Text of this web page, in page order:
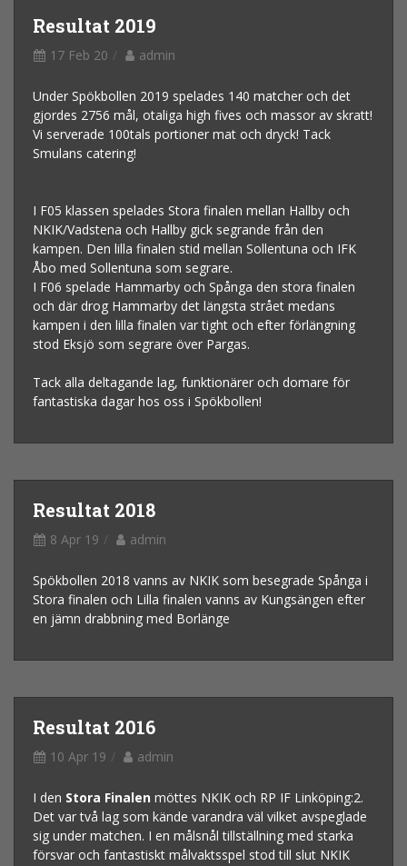
Resultat 2019
17 Feb 20 admin
Under Spökbollen 2019 spelades 140 matcher och det
gjordes 2756 mål, otaliga high fives och massor av skratt!
Vi serverade 100tals portioner mat och dryck! Tack
Smulans catering!
I F05 klassen spelades Stora finalen mellan Hallby och
NKIK/Vadstena och Hallby gick segrande från den
kampen. Den lilla finalen stid mellan Sollentuna och IFK
Åbo med Sollentuna som segrare.
I F06 spelade Hammarby och Spånga den stora finalen
och där drog Hammarby det längsta strået medans
kampen i den lilla finalen var tight och efter förlängning
stod Eksjö som segrare över Pargas.
Tack alla deltagande lag, funktionärer och domare för
fantastiska dagar hos oss i Spökbollen!
Resultat 2018
8 Apr 19 admin
Spökbollen 2018 vanns av NKIK som besegrade Spånga i
Stora finalen och Lilla finalen vanns av Kungsängen efter
en jämn drabbning med Borlänge
Resultat 2016
10 Apr 19 admin
I den Stora Finalen möttes NKIK och RP IF Linköping:2.
Det var två lag som kände varandra väl vilket avspeglade
sig under matchen. I en målsnål tillställning med starka
försvar och fantastiskt målvaktsspel stod till slut NKIK